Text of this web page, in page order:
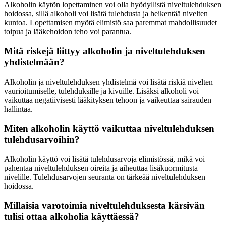
Alkoholin käytön lopettaminen voi olla hyödyllistä niveltulehduksen
hoidossa, sillä alkoholi voi lisätä tulehdusta ja heikentää nivelten
kuntoa. Lopettamisen myötä elimistö saa paremmat mahdollisuudet
toipua ja lääkehoidon teho voi parantua.
Mitä riskejä liittyy alkoholin ja niveltulehduksen
yhdistelmään?
Alkoholin ja niveltulehduksen yhdistelmä voi lisätä riskiä nivelten
vaurioitumiselle, tulehduksille ja kivuille. Lisäksi alkoholi voi
vaikuttaa negatiivisesti lääkityksen tehoon ja vaikeuttaa sairauden
hallintaa.
Miten alkoholin käyttö vaikuttaa niveltulehduksen
tulehdusarvoihin?
Alkoholin käyttö voi lisätä tulehdusarvoja elimistössä, mikä voi
pahentaa niveltulehduksen oireita ja aiheuttaa lisäkuormitusta
nivelille. Tulehdusarvojen seuranta on tärkeää niveltulehduksen
hoidossa.
Millaisia varotoimia niveltulehduksesta kärsivän
tulisi ottaa alkoholia käyttäessä?